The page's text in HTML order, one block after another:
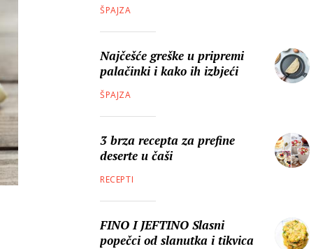
ŠPAJZA
Najčešće greške u pripremi
palačinki i kako ih izbjeći
ŠPAJZA
3 brza recepta za prefine
deserte u čaši
RECEPTI
FINO I JEFTINO Slasni
popečci od slanutka i tikvica